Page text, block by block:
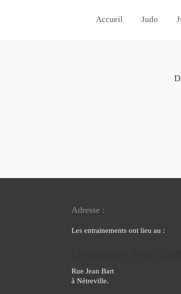
Accueil Judo
Adresse :
Les entrainements ont lieu au :
Rue Jean Bart
à Nétreville.